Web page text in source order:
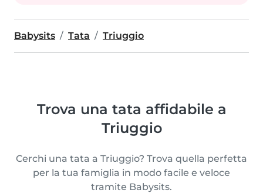
Babysits Tata Triuggio
Trova una tata affidabile a
Triuggio
Cerchi una tata a Triuggio? Trova quella perfetta
per la tua famiglia in modo facile e veloce
tramite Babysits.